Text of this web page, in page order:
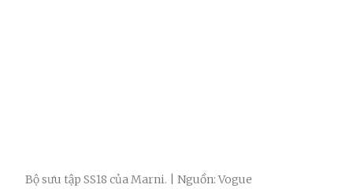
Bộ sưu tập SS18 của Marni. | Nguồn: Vogue